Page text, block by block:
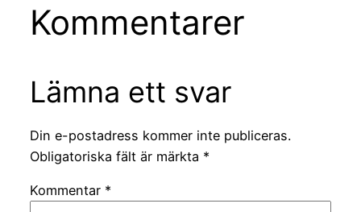
Kommentarer
Lämna ett svar
Din e-postadress kommer inte publiceras.
Obligatoriska fält är märkta *
Kommentar *